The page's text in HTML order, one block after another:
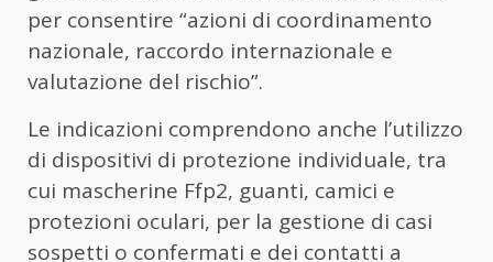
per consentire “azioni di coordinamento
nazionale, raccordo internazionale e
valutazione del rischio”.
Le indicazioni comprendono anche l’utilizzo
di dispositivi di protezione individuale, tra
cui mascherine Ffp2, guanti, camici e
protezioni oculari, per la gestione di casi
sospetti o confermati e dei contatti a